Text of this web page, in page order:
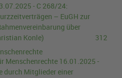
- C 268/24:
– EuGH zur
über
Konle)
312
Menschenrechte 16.01.2025 -
durch Mitglieder einer